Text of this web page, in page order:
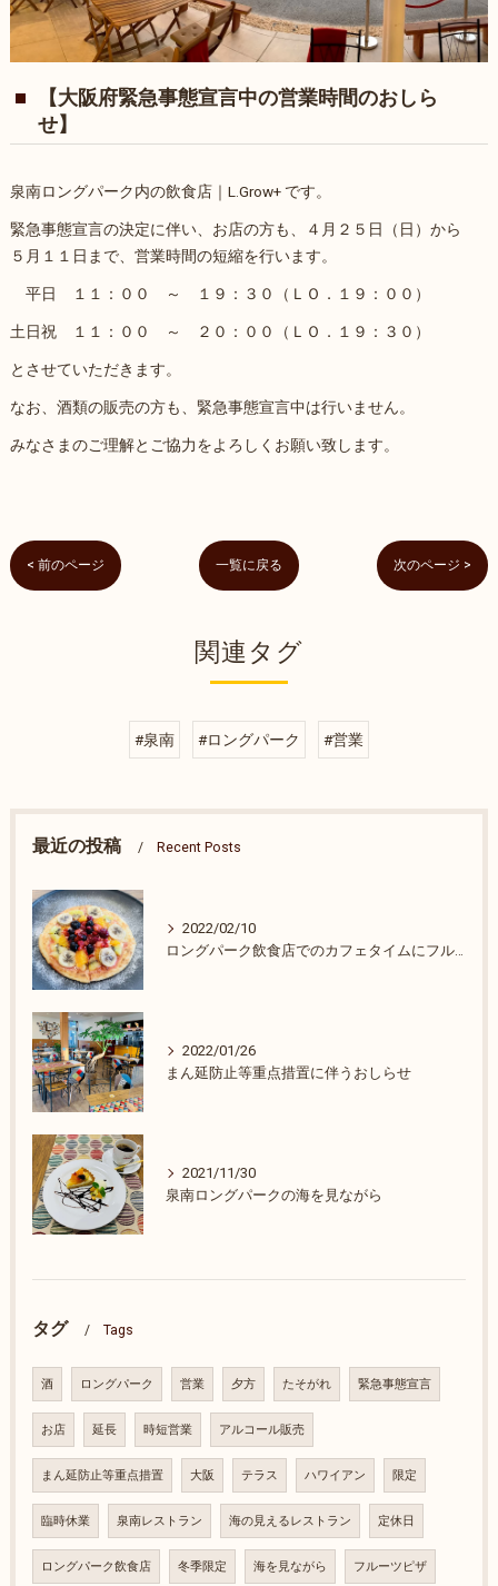
【大阪府緊急事態宣言中の営業時間のおしら
せ】
泉南ロングパーク内の飲食店｜L.Grow+ です。
緊急事態宣言の決定に伴い、お店の方も、４月２５日（日）から
５月１１日まで、営業時間の短縮を行います。
平日 １１：００ ～ １９：３０（ＬＯ．１９：００）
土日祝 １１：００ ～ ２０：００（ＬＯ．１９：３０）
とさせていただきます。
なお、酒類の販売の方も、緊急事態宣言中は行いません。
みなさまのご理解とご協力をよろしくお願い致します。
< 前のページ 一覧に戻る 次のページ >
関連タグ
#泉南 #ロングパーク #営業
最近の投稿 Recent Posts
2022/02/10
ロングパーク飲食店でのカフェタイムにフルーツピザ
2022/01/26
まん延防止等重点措置に伴うおしらせ
2021/11/30
泉南ロングパークの海を見ながら
タグ Tags
酒 ロングパーク 営業 夕方 たそがれ 緊急事態宣言
お店 延長 時短営業 アルコール販売
まん延防止等重点措置 大阪 テラス ハワイアン 限定
臨時休業 泉南レストラン 海の見えるレストラン 定休日
ロングパーク飲食店 冬季限定 海を見ながら フルーツピザ